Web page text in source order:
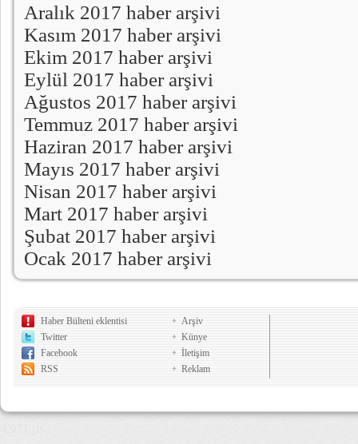
Aralık 2017 haber arşivi
Kasım 2017 haber arşivi
Ekim 2017 haber arşivi
Eylül 2017 haber arşivi
Ağustos 2017 haber arşivi
Temmuz 2017 haber arşivi
Haziran 2017 haber arşivi
Mayıs 2017 haber arşivi
Nisan 2017 haber arşivi
Mart 2017 haber arşivi
Şubat 2017 haber arşivi
Ocak 2017 haber arşivi
Haber Bülteni eklentisi
Twitter
Facebook
RSS
Arşiv
Künye
İletişim
Reklam